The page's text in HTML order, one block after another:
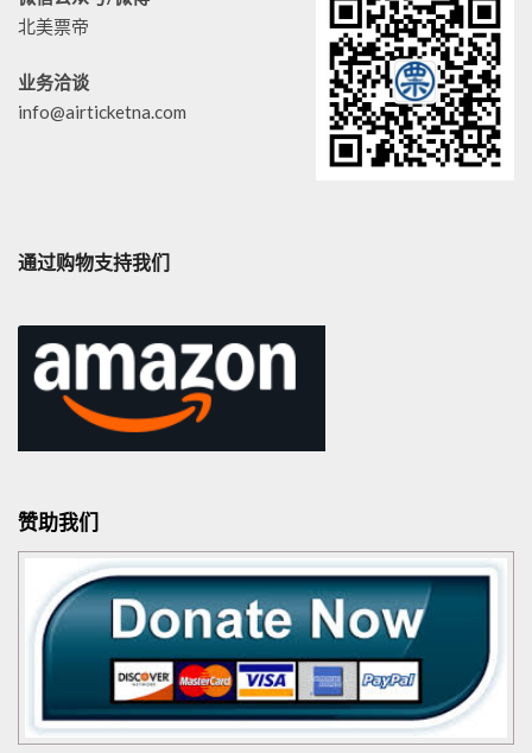
北美票帝
业务洽谈
info@airticketna.com
通过购物支持我们
赞助我们